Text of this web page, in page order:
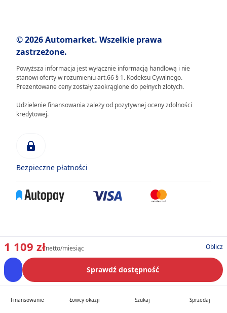
1 109 złnetto/miesiąc Oblicz
Sprawdź dostępność
© 2026 Automarket. Wszelkie prawa
zastrzeżone.
Powyższa informacja jest wyłącznie informacją handlową i nie
stanowi oferty w rozumieniu art.66 § 1. Kodeksu Cywilnego.
Prezentowane ceny zostały zaokrąglone do pełnych złotych.
Udzielenie finansowania zależy od pozytywnej oceny zdolności
kredytowej.
Bezpieczne płatności
Finansowanie Łowcy okazji Szukaj Sprzedaj